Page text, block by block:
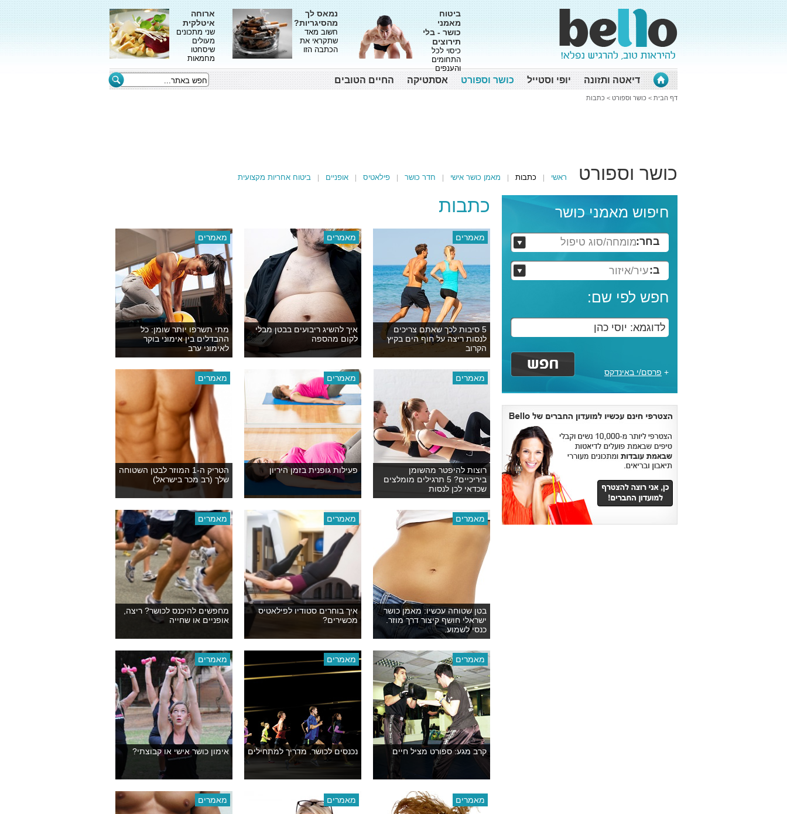
ביטוח
מאמני
כושר - בלי
תירוצים
כיסוי לכל
התחומים
והענפים
נמאס לך
מהסיגריות?
חשוב מאד
שתקראי את
הכתבה הזו
ארוחה
איטלקית
שני מתכונים
מעולים
שיסחטו
מחמאות
דיאטה ותזונה יופי וסטייל כושר וספורט אסתטיקה החיים הטובים
דף הבית > כושר וספורט > כתבות
כושר וספורט ראשי כתבות מאמן כושר אישי חדר כושר פילאטיס אופניים ביטוח אחריות מקצועית
חיפוש מאמני כושר
בחר:מומחה/סוג טיפול
ב:עיר/איזור
חפש לפי שם:
+ פרסם/י באינדקס
כתבות
מאמרים
5 סיבות לכך שאתם צריכים
לנסות ריצה על חוף הים בקיץ
הקרוב
מאמרים
איך להשיג ריבועים בבטן מבלי
לקום מהספה
מאמרים
מתי תשרפו יותר שומן: כל
ההבדלים בין אימוני בוקר
לאימוני ערב
מאמרים
רוצות להיפטר מהשומן
ביריכיים? 5 תרגילים מומלצים
שכדאי לכן לנסות
מאמרים
פעילות גופנית בזמן היריון
מאמרים
הטריק ה-1 המוזר לבטן השטוחה
שלך (רב מכר בישראל)
מאמרים
בטן שטוחה עכשיו: מאמן כושר
ישראלי חושף קיצור דרך מוזר.
כנסי לשמוע.
מאמרים
איך בוחרים סטודיו לפילאטיס
מכשירים?
מאמרים
מחפשים להיכנס לכושר? ריצה,
אופניים או שחייה
מאמרים
קרב מגע: ספורט מציל חיים
מאמרים
נכנסים לכושר. מדריך למתחילים
מאמרים
אימון כושר אישי או קבוצתי?
מאמרים מאמרים מאמרים